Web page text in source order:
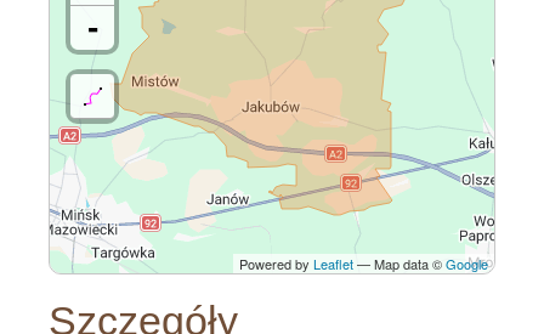
-
Powered by Leaflet— Map data ©Google
Szczegóły